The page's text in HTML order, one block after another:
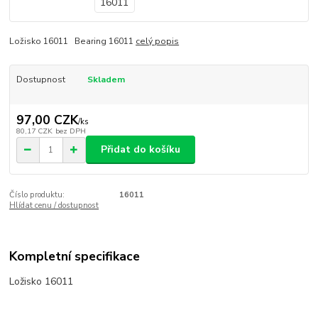
Ložisko 16011 Bearing 16011 celý popis
Dostupnost Skladem
97,00 CZK/ks
80,17 CZK bez DPH
Přidat do košíku
Číslo produktu:
16011
Hlídat cenu / dostupnost
Kompletní specifikace
Ložisko 16011